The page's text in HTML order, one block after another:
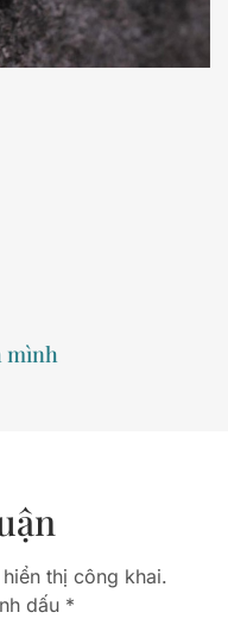
mình
thị công khai.
dấu *